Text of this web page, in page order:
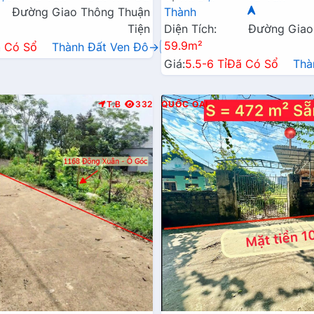
Đường Giao Thông Thuận
Tiện
Có Sổ Thành Đất Ven Đô→
Thành
Diện Tích:
59.9m²
Đường
Giá:5.5-6 TỉĐã Có Sổ
T.B 332 QUỐC OAI